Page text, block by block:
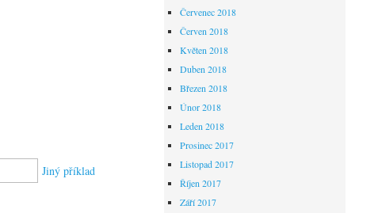
Jiný příklad
Červenec 2018
Červen 2018
Květen 2018
Duben 2018
Březen 2018
Únor 2018
Leden 2018
Prosinec 2017
Listopad 2017
Říjen 2017
Září 2017